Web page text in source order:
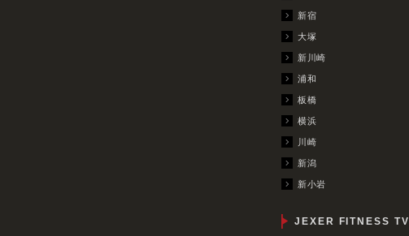
新宿
大塚
新川崎
浦和
板橋
横浜
川崎
新潟
新小岩
JEXER FITNESS TV